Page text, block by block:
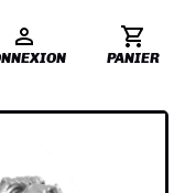
PANIER